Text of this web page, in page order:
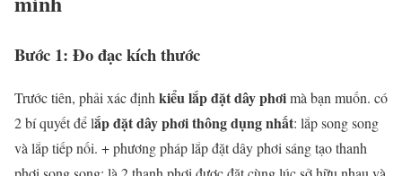
Bước 1: Đo đạc kích thước
Trước tiên, phải xác địnhkiểu lắp đặt dây phơimà bạn muốn. có
2 bí quyết để lắp đặt dây phơi thông dụng nhất: lắp song song
và lắp tiếp nối. + phương pháp lắp đặt dây phơi sáng tạo thanh